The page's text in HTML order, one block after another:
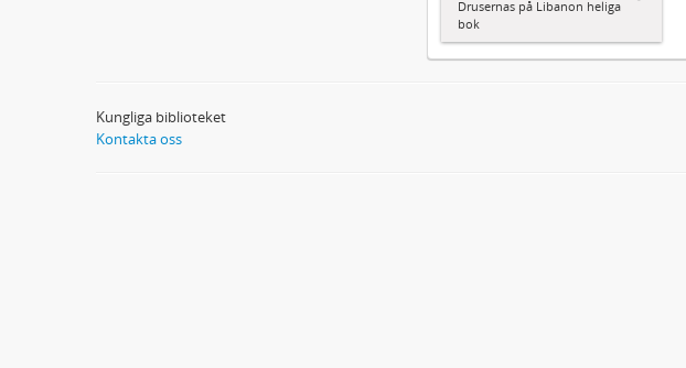
Drusernas på Libanon heliga
bok
Kungliga biblioteket
Kontakta oss